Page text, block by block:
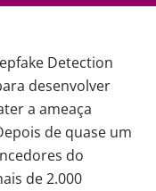
Detection
desenvolver
a ameaça
de quase um
do
de 2.000